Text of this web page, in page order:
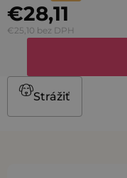
€28,11
€25,10 bez DPH
Strážiť